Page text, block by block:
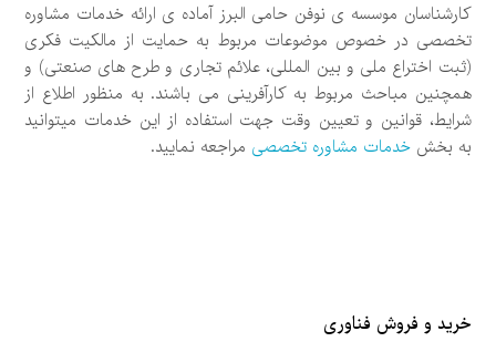
کارشناسان موسسه ی نوفن حامی البرز آماده ی ارائه خدمات مشاوره
تخصصی در خصوص موضوعات مربوط به حمایت از مالکیت فکری
(ثبت اختراع ملی و بین المللی، علائم تجاری و طرح های صنعتی) و
همچنین مباحث مربوط به کارآفرینی می باشند. به منظور اطلاع از
شرایط، قوانین و تعیین وقت جهت استفاده از این خدمات میتوانید
به بخشخدمات مشاوره تخصصی مراجعه نمایید.
خرید و فروش فناوری